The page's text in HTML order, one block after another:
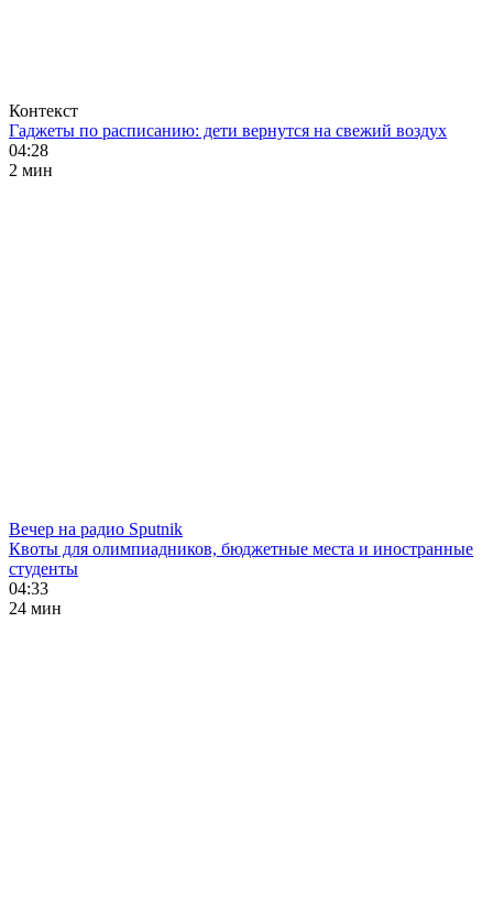
Контекст
Гаджеты по расписанию: дети вернутся на свежий воздух
04:28
2 мин
Вечер на радио Sputnik
Квоты для олимпиадников, бюджетные места и иностранные
студенты
04:33
24 мин